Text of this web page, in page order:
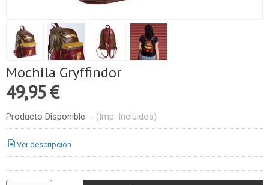
Mochila Gryffindor
49,95 €
Producto Disponible - (Imp. Incluidos)
Ver descripción